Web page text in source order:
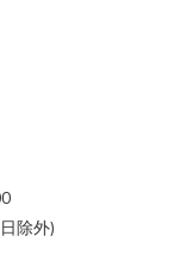
除外)